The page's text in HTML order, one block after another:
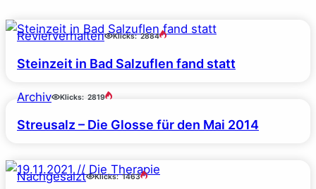
Revierverhalten Klicks: 2884
Steinzeit in Bad Salzuflen fand statt
Archiv Klicks: 2819
Streusalz – Die Glosse für den Mai 2014
Nachgesalzt Klicks: 1463